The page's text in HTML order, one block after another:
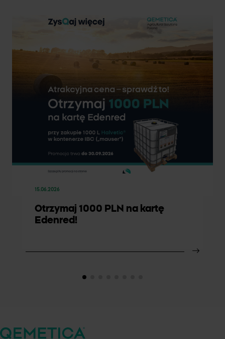
15.06.2026
Otrzymaj 1000 PLN na kartę
Edenred!